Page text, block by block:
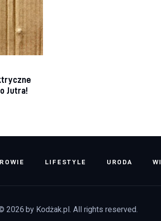
Jutra!
LIFESTYLE URODA
2026 by Kodżak.pl. All rights reserved.